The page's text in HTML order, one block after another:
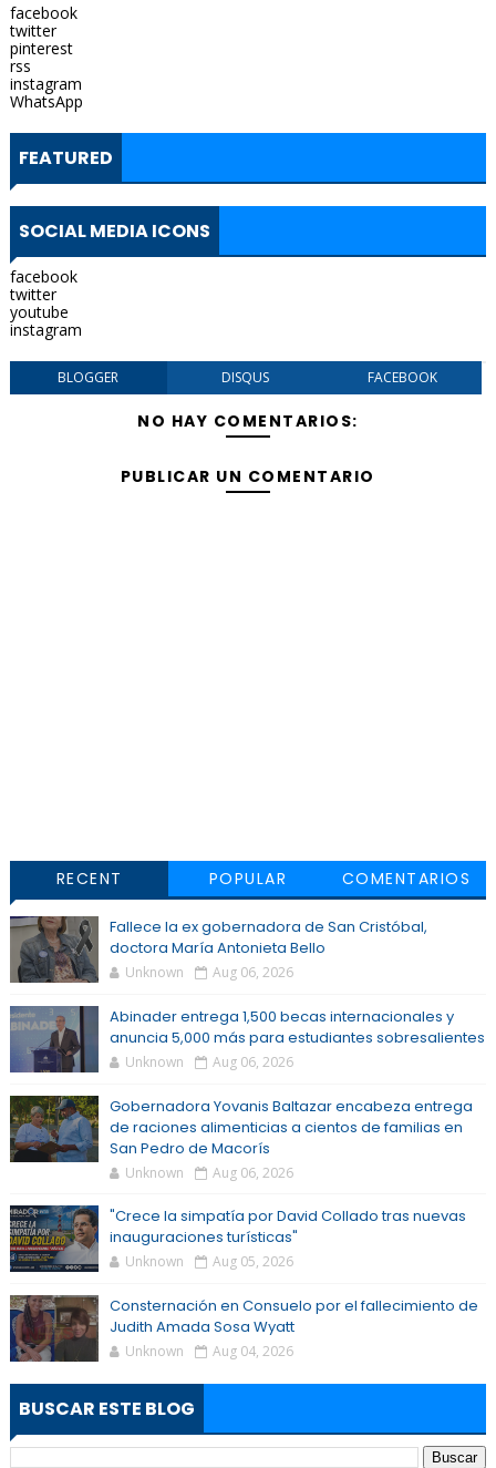
facebook
twitter
pinterest
rss
instagram
WhatsApp
FEATURED
SOCIAL MEDIA ICONS
facebook
twitter
youtube
instagram
BLOGGER DISQUS FACEBOOK
NO HAY COMENTARIOS:
PUBLICAR UN COMENTARIO
RECENT POPULAR COMENTARIOS
Fallece la ex gobernadora de San Cristóbal,
doctora María Antonieta Bello
Unknown Aug 06, 2026
Abinader entrega 1,500 becas internacionales y
anuncia 5,000 más para estudiantes sobresalientes
Unknown Aug 06, 2026
Gobernadora Yovanis Baltazar encabeza entrega
de raciones alimenticias a cientos de familias en
San Pedro de Macorís
Unknown Aug 06, 2026
"Crece la simpatía por David Collado tras nuevas
inauguraciones turísticas"
Unknown Aug 05, 2026
Consternación en Consuelo por el fallecimiento de
Judith Amada Sosa Wyatt
Unknown Aug 04, 2026
BUSCAR ESTE BLOG